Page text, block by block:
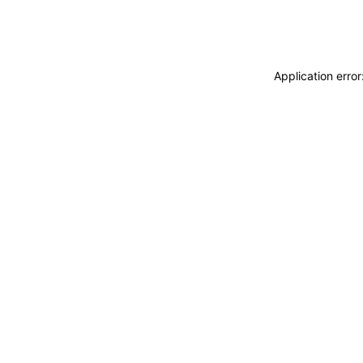
Application